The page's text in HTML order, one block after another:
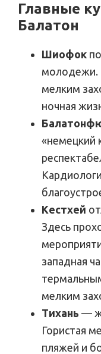
Главные
Балатон
Шиофок
молодежи.
мелким
ночная
«немецкий
Кестхей
Здесь
западная
мелким
Тихань —
Гористая
пляжей и